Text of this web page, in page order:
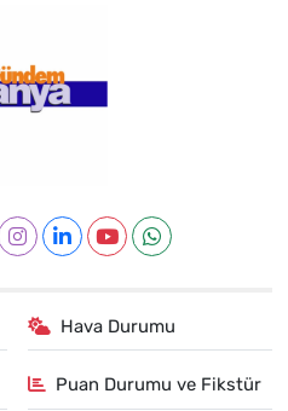
Hava Durumu
Puan Durumu ve Fikstür